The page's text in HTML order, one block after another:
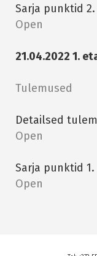
Sarja punktid
Open
21.04.2022 1.
Tulemused
Detailsed
Open
Sarja punktid
Open